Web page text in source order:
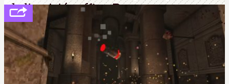
de l'amitié suffira.P.